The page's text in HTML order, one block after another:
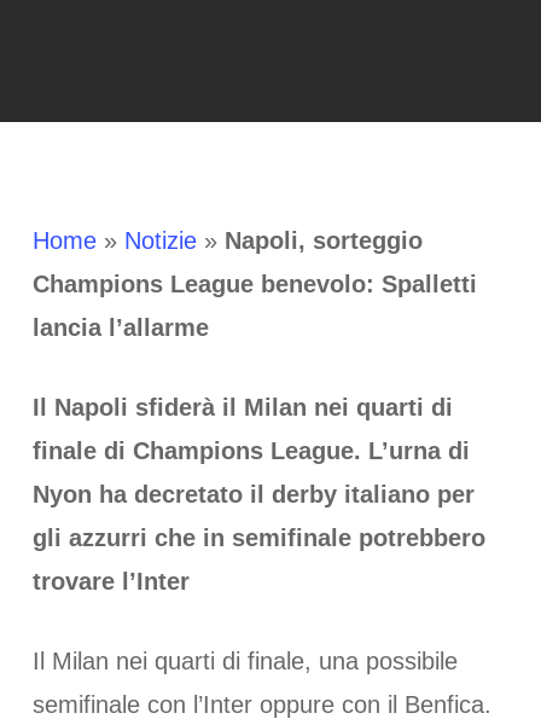
Home» Notizie» Napoli, sorteggio
Champions League benevolo: Spalletti
lancia l’allarme
Il Napoli sfiderà il Milan nei quarti di
finale di Champions League. L’urna di
Nyon ha decretato il derby italiano per
gli azzurri che in semifinale potrebbero
trovare l’Inter
Il Milan nei quarti di finale, una possibile
semifinale con l’Inter oppure con il Benfica.